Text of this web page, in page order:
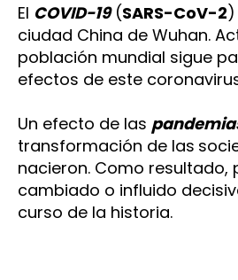
El COVID-19(SARS-CoV-2
ciudad China de Wuhan.
población mundial sigue
efectos de este
Un efecto de las
transformación de las
nacieron. Como resultado,
cambiado o influido
curso de la historia.